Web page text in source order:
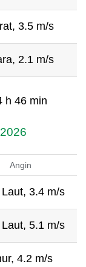
3.5 m/s
2.1 m/s
h 46 min
Angin
3.4 m/s
5.1 m/s
4.2 m/s